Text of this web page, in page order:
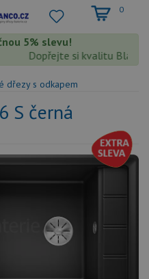
0
5% slevu!
Dopřejte si kvalitu Blanco
dřezy s odkapem
S černá